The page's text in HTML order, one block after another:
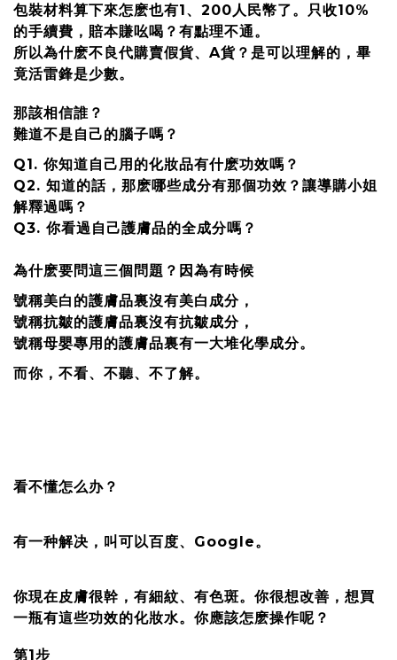
包裝材料算下來怎麽也有1、200人民幣了。只收10%
的手續費，賠本賺吆喝？有點理不通。
所以為什麽不良代購賣假貨、A貨？是可以理解的，畢
竟活雷鋒是少數。
那該相信誰？
難道不是自己的腦子嗎？
Q1. 你知道自己用的化妝品有什麽功效嗎？
Q2. 知道的話，那麽哪些成分有那個功效？讓導購小姐
解釋過嗎？
Q3. 你看過自己護膚品的全成分嗎？
為什麽要問這三個問題？因為有時候
號稱美白的護膚品裏沒有美白成分，
號稱抗皺的護膚品裏沒有抗皺成分，
號稱母嬰專用的護膚品裏有一大堆化學成分。
而你，不看、不聽、不了解。
看不懂怎么办？
有一种解决，叫可以百度、Google。
你現在皮膚很幹，有細紋、有色斑。你很想改善，想買
一瓶有這些功效的化妝水。你應該怎麽操作呢？
第1步